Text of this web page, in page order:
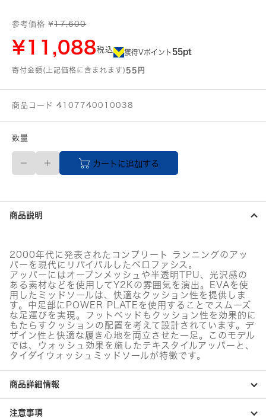
参考価格 ¥17,600
¥11,088税込 獲得Vポイント 55pt
寄付金額(上記価格に含まれます) 55円
商品コード 4107740010038
数量
24.0cm
PUMA
レ
ィ
ー
ス
フ
ァ
シ
ス
RETREAT
YOURSELF
ス
ニ
ー
カ
ー
（グ
リ
ー
ン
系）
カートに追加する
商品説明
2000年代に発表されたコンプリート ランニングのアッ
パーを現代にリバイバルしたベロファシス。
アッパーにはオープンメッシュや半透明TPU、光沢感の
ある素材などを使用してY2Kの雰囲気を演出。EVAを使
用したミッドソールは、快適なクッション性を提供しま
す。中足部にPOWER PLATEを使用することでスムーズ
な足運びを実現。フットベッドもクッション性を効果的に
もたらすクッションの配置を考えて設計されています。デ
ザイン性と快適な履き心地を両立させた一足。このモデル
では、ウォッシュ効果を施したテキスタイルアッパーと、
タイダイウォッシュミッドソールが特徴です。
商品詳細情報
注意事項